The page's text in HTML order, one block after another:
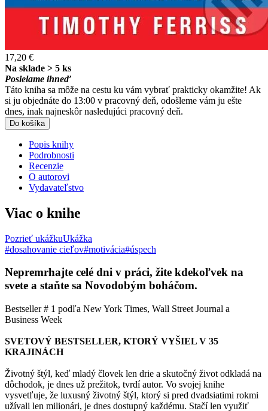
17,20 €
Na sklade > 5 ks
Posielame ihneď
Táto kniha sa môže na cestu ku vám vybrať prakticky okamžite! Ak
si ju objednáte do 13:00 v pracovný deň, odošleme vám ju ešte
dnes, inak najneskôr nasledujúci pracovný deň.
Do košíka
Popis knihy
Podrobnosti
Recenzie
O autorovi
Vydavateľstvo
Viac o knihe
Pozrieť ukážkuUkážka
#dosahovanie cieľov#motivácia#úspech
Nepremrhajte celé dni v práci, žite kdekoľvek na
svete a staňte sa Novodobým boháčom.
Bestseller # 1 podľa New York Times, Wall Street Journal a
Business Week
SVETOVÝ BESTSELLER, KTORÝ VYŠIEL V 35
KRAJINÁCH
Životný štýl, keď mladý človek len drie a skutočný život odkladá na
dôchodok, je dnes už prežitok, tvrdí autor. Vo svojej knihe
vysvetľuje, že luxusný životný štýl, ktorý si pred dvadsiatimi rokmi
užívali len milionári, je dnes dostupný každému. Stačí len využiť